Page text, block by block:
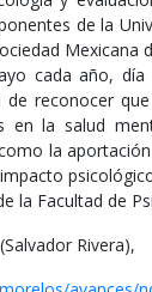
de la
Mexicana
cada año,
reconocer
en la salud
la
la Facultad de
Rivera),